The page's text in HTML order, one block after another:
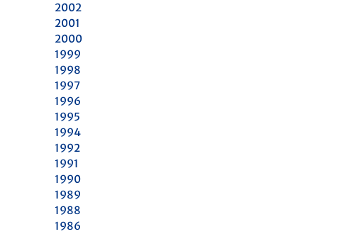
2002
2001
2000
1999
1998
1997
1996
1995
1994
1992
1991
1990
1989
1988
1986